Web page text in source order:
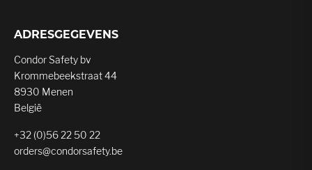
ADRESGEGEVENS
Condor Safety bv
Krommebeekstraat 44
8930 Menen
België
+32 (0)56 22 50 22
orders@condorsafety.be